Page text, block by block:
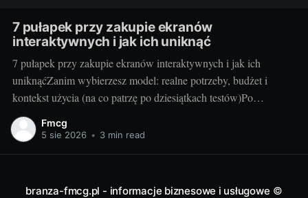
7 pułapek przy zakupie ekranów
interaktywnych i jak ich uniknąć
7 pułapek przy zakupie ekranów interaktywnych i jak ich
uniknąćZanim wybierzesz model: realne potrzeby, budżet i
kontekst użycia (na co patrzę po dziesiątkach testów)Po
dziesiątkach testów w szkołach i salach konferencyjnych wiem
jedno: najlepszy ekran to ten, który pasuje do Waszego stylu
Fmcg
5 sie 2026 • 3 min read
branza-fmcg.pl - informacje biznesowe i usługowe ©